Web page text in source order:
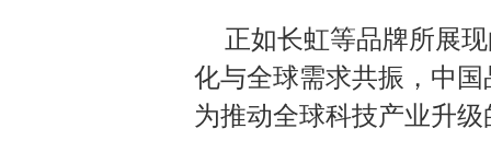
正如长虹等品牌所展
化与全球需求共振，中
为推动全球科技产业升